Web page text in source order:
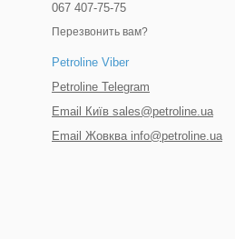
067 407-75-75
Перезвонить вам?
Petroline Viber
Petroline Telegram
Email Київ sales@petroline.ua
Email Жовква info@petroline.ua